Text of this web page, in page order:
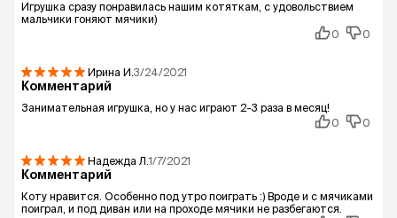
Игрушка сразу понравилась нашим котяткам, с удовольствием
мальчики гоняют мячики)
0
0
Ирина И. 3/24/2021
Комментарий
Занимательная игрушка, но у нас играют 2-3 раза в месяц!
0
0
Надежда Л.1/7/2021
Комментарий
Коту нравится. Особенно под утро поиграть :) Вроде и с мячиками
поиграл, и под диван или на проходе мячики не разбегаются.